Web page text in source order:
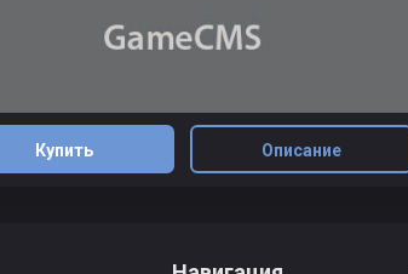
Купить Описание